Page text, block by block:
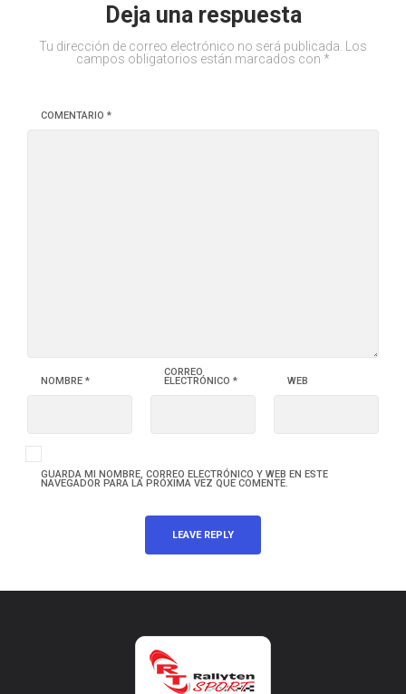
Deja una respuesta
Tu dirección de correo electrónico no será publicada.
Los
campos obligatorios están marcados con *
COMENTARIO *
NOMBRE *
CORREO
ELECTRÓNICO * WEB
GUARDA MI NOMBRE, CORREO ELECTRÓNICO Y WEB EN ESTE
NAVEGADOR PARA LA PRÓXIMA VEZ QUE COMENTE.